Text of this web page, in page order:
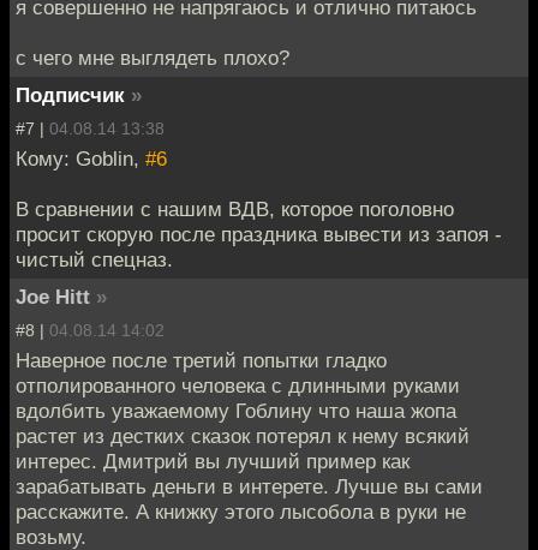
я совершенно не напрягаюсь и отлично питаюсь
с чего мне выглядеть плохо?
Подписчик »
#7 | 04.08.14 13:38
Кому: Goblin, #6
В сравнении с нашим ВДВ, которое поголовно
просит скорую после праздника вывести из запоя -
чистый спецназ.
Joe Hitt »
#8 | 04.08.14 14:02
Наверное после третий попытки гладко
отполированного человека с длинными руками
вдолбить уважаемому Гоблину что наша жопа
растет из дестких сказок потерял к нему всякий
интерес. Дмитрий вы лучший пример как
зарабатывать деньги в интерете. Лучше вы сами
расскажите. А книжку этого лысобола в руки не
возьму.